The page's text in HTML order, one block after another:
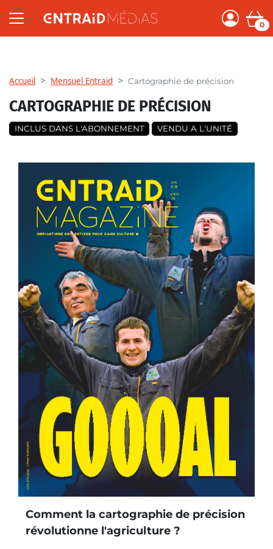
0
Accueil Mensuel Entraid Cartographie de précision
CARTOGRAPHIE DE PRÉCISION
INCLUS DANS L'ABONNEMENT VENDU A L'UNITÉ
Comment la cartographie de précision
révolutionne l'agriculture ?